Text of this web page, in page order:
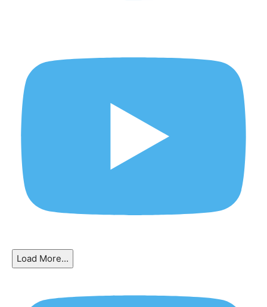
Load More...